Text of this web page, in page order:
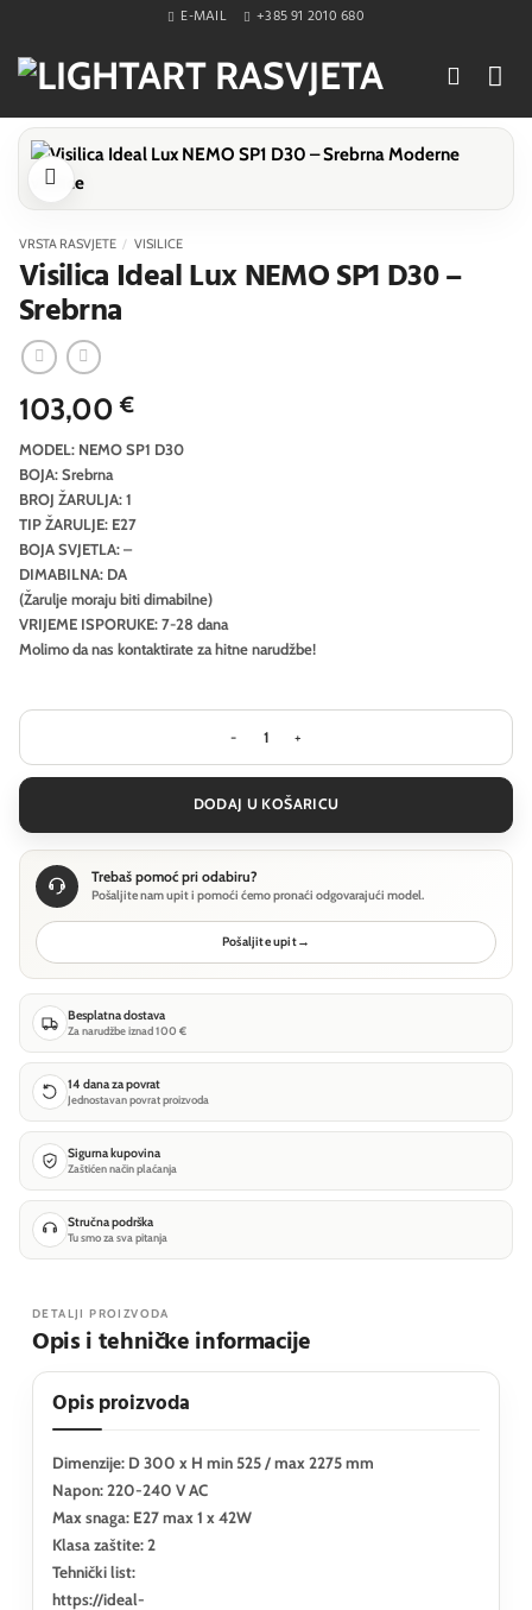
content
E-MAIL +385 91 2010 680
VRSTA RASVJETE / VISILICE
Visilica Ideal Lux NEMO SP1 D30 –
Srebrna
103,00€
MODEL: NEMO SP1 D30
BOJA: Srebrna
BROJ ŽARULJA: 1
TIP ŽARULJE: E27
BOJA SVJETLA: –
DIMABILNA: DA
(Žarulje moraju biti dimabilne)
VRIJEME ISPORUKE: 7-28 dana
Molimo da nas kontaktirate za hitne narudžbe!
Visilica Ideal Lux NEMO SP1 D30 -
DODAJ U KOŠARICU
Trebaš pomoć pri odabiru?
Pošaljite nam upit i pomoći ćemo pronaći odgovarajući model.
Pošaljite upit→
Besplatna dostava
Za narudžbe iznad 100 €
14 dana za povrat
Jednostavan povrat proizvoda
Sigurna kupovina
Zaštićen način plaćanja
Stručna podrška
Tu smo za sva pitanja
DETALJI PROIZVODA
Opis i tehničke informacije
Opis proizvoda
Dimenzije: D 300 x H min 525 / max 2275 mm
Napon: 220-240 V AC
Max snaga: E27 max 1 x 42W
Klasa zaštite: 2
Tehnički list:
https://ideal-